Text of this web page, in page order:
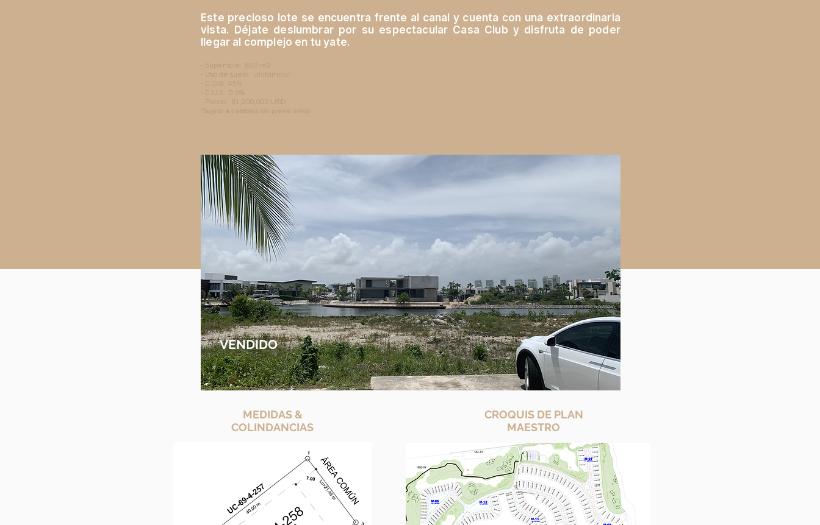
Este precioso lote se encuentra frente al canal y cuenta con una extraordinaria
vista. Déjate deslumbrar por su espectacular Casa Club y disfruta de poder
llegar al complejo en tu yate.
- Superficie: 800 m2
- Uso de suelo: Unifamiliar
- C.O.S: 45%
- Precio: $1,200,000 USD
*Sujeto a cambios sin previo aviso
VENDIDO
MEDIDAS &
COLINDANCIAS
CROQUIS DE PLAN
MAESTRO